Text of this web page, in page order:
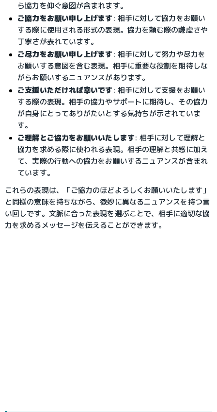
ら協力を仰ぐ意図が含まれます。
ご協力をお願い申し上げます: 相手に対して協力をお願い
する際に使用される形式の表現。協力を頼む際の謙虚さや
丁寧さが表れています。
ご尽力をお願い申し上げます: 相手に対して努力や尽力を
お願いする意図を含む表現。相手に重要な役割を期待しな
がらお願いするニュアンスがあります。
ご支援いただければ幸いです: 相手に対して支援をお願い
する際の表現。相手の協力やサポートに期待し、その協力
が自身にとってありがたいとする気持ちが示されていま
す。
ご理解とご協力をお願いいたします: 相手に対して理解と
協力を求める際に使われる表現。相手の理解と共感に加え
て、実際の行動への協力をお願いするニュアンスが含まれ
ています。
これらの表現は、「ご協力のほどよろしくお願いいたします」
と同様の意味を持ちながら、微妙に異なるニュアンスを持つ言
い回しです。文脈に合った表現を選ぶことで、相手に適切な協
力を求めるメッセージを伝えることができます。